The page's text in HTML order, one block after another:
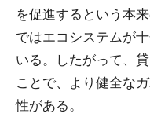
を促進するという本
ではエコシステムが
いる。したがって、
ことで、より健全な
性がある。